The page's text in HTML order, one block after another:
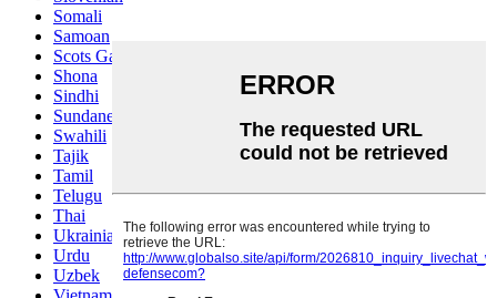
Somali
Samoan
Scots Gaelic
Shona
Sindhi
Sundanese
Swahili
Tajik
Tamil
Telugu
Thai
Ukrainian
Urdu
Uzbek